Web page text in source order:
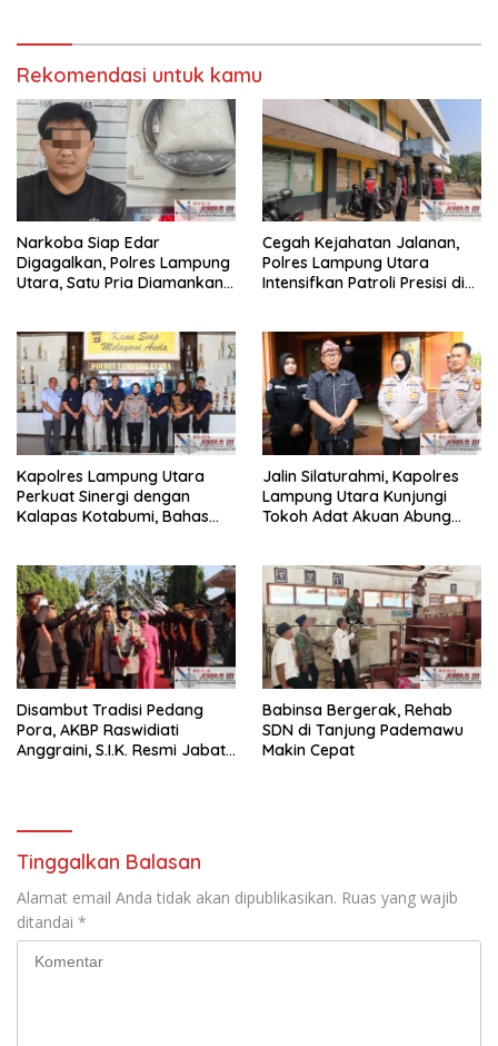
Rekomendasi untuk kamu
Narkoba Siap Edar
Digagalkan, Polres Lampung
Utara, Satu Pria Diamankan
Cegah Kejahatan Jalanan,
Polres Lampung Utara
Intensifkan Patroli Presisi di
Kapolres Lampung Utara
Perkuat Sinergi dengan
Kalapas Kotabumi, Bahas
Jalin Silaturahmi, Kapolres
Lampung Utara Kunjungi
Tokoh Adat Akuan Abung
Disambut Tradisi Pedang
Pora, AKBP Raswidiati
Anggraini, S.I.K. Resmi Jabat
Babinsa Bergerak, Rehab
SDN di Tanjung Pademawu
Makin Cepat
Tinggalkan Balasan
Alamat email Anda tidak akan dipublikasikan. Ruas yang wajib
ditandai *